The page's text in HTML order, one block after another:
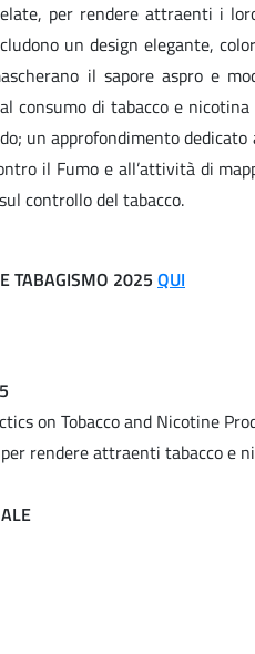
per rendere attraenti i
un design elegante,
il sapore aspro e
di tabacco e
un approfondimento
il Fumo e all’attività di
controllo del tabacco.
TABAGISMO 2025 QUI
on Tobacco and Nicotine
rendere attraenti tabacco e